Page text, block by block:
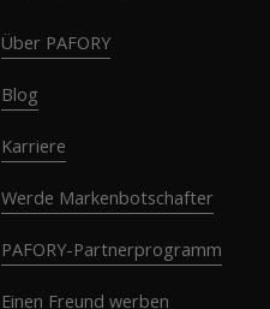
Über PAFORY
Blog
Karriere
Werde Markenbotschafter
PAFORY-Partnerprogramm
Einen Freund werben